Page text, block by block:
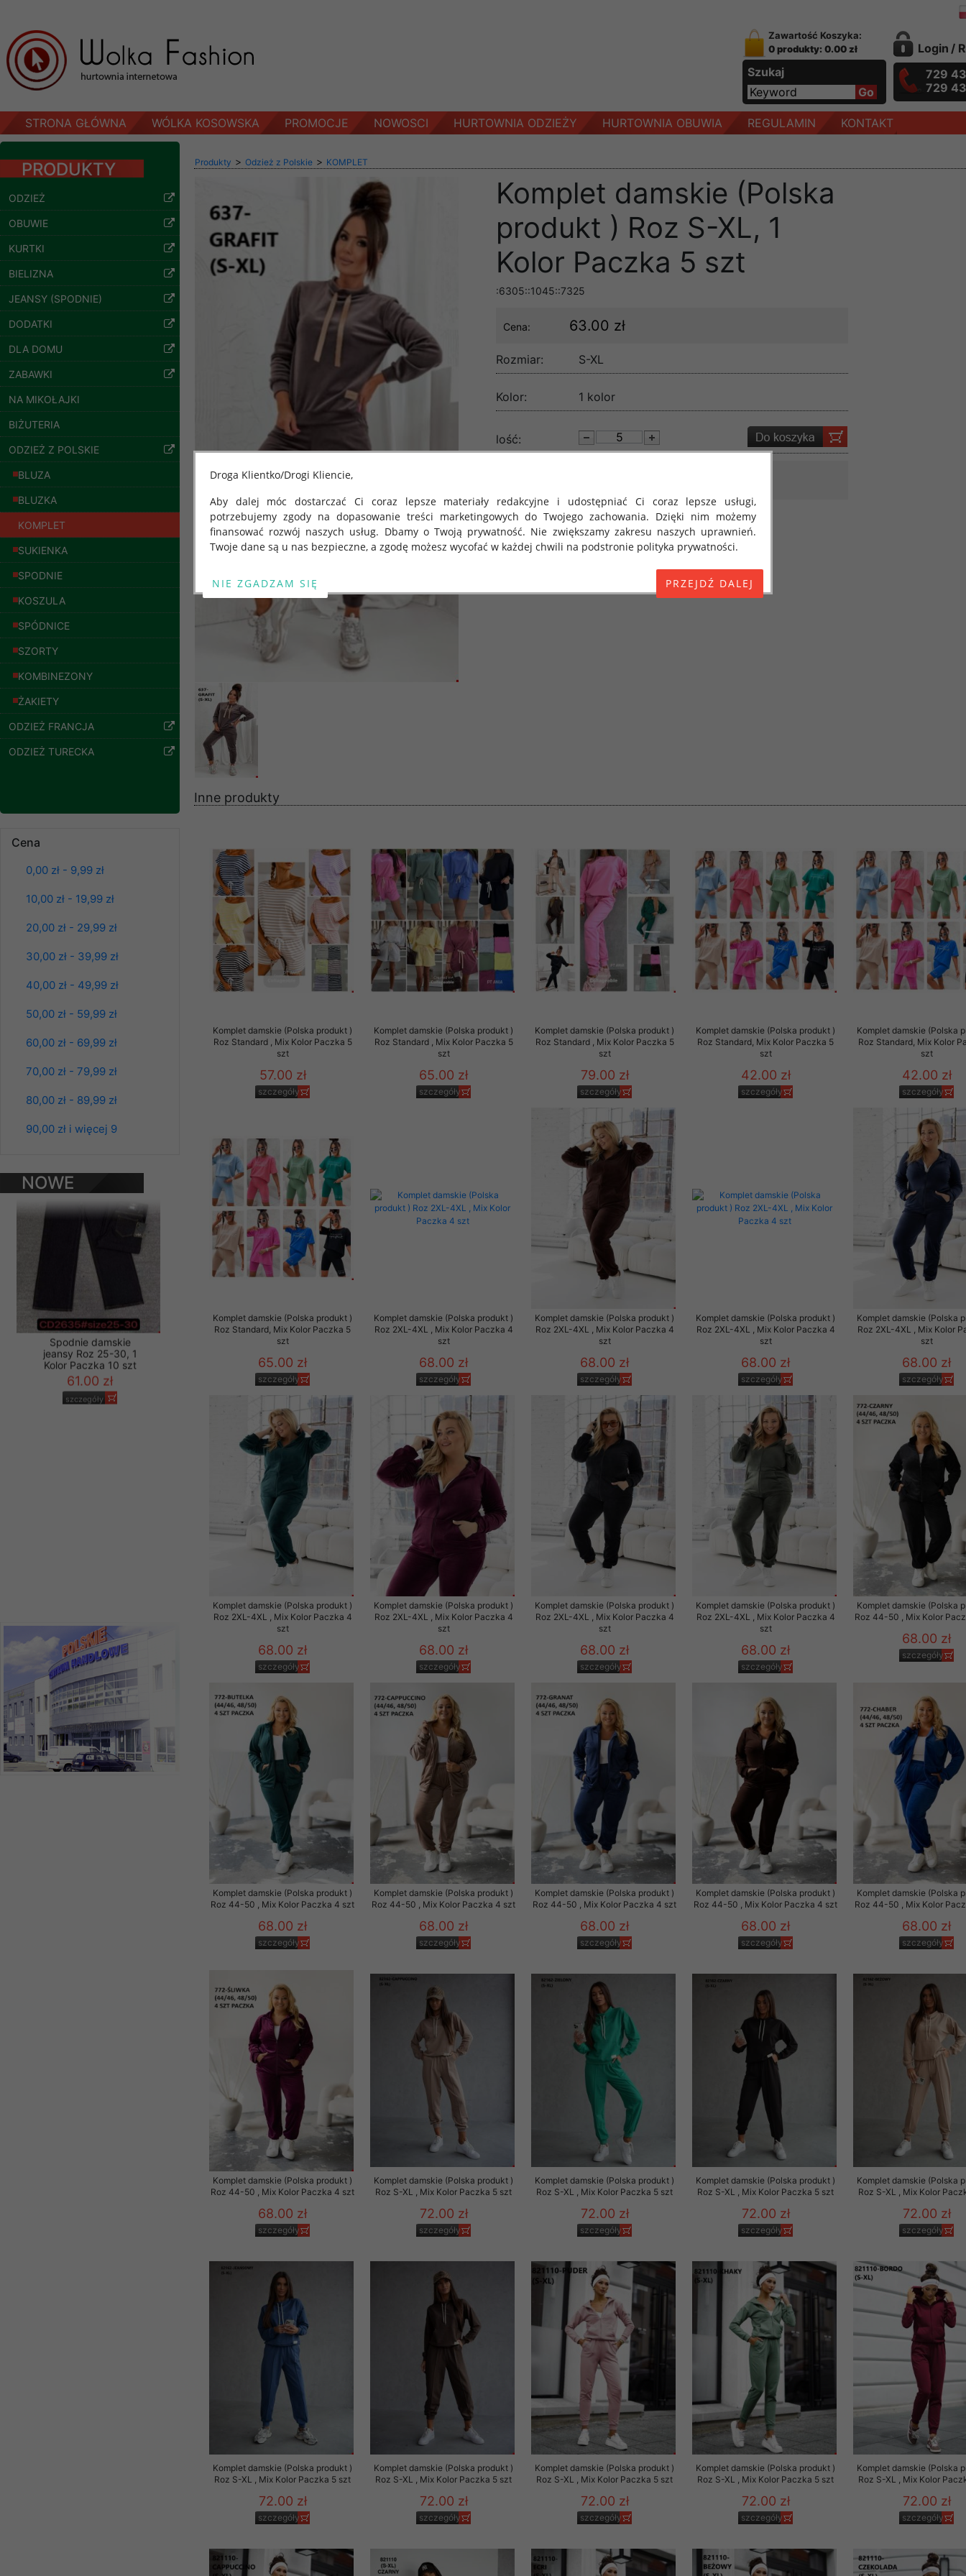
Zawartość Koszyka:
0 produkty: 0.00 zł
Szukaj
Login /
729
729
STRONA GŁÓWNA WÓLKA KOSOWSKA PROMOCJE NOWOSCI HURTOWNIA ODZIEŻY HURTOWNIA OBUWIA REGULAMIN KONTAKT
PRODUKTY
ODZIEŻ
OBUWIE
KURTKI
BIELIZNA
JEANSY (SPODNIE)
DODATKI
DLA DOMU
ZABAWKI
NA MIKOŁAJKI
BIŻUTERIA
ODZIEŻ Z POLSKIE
BLUZA
BLUZKA
KOMPLET
SUKIENKA
SPODNIE
KOSZULA
SPÓDNICE
SZORTY
KOMBINEZONY
ŻAKIETY
ODZIEŻ FRANCJA
ODZIEŻ TURECKA
Cena
0,00 zł - 9,99 zł
10,00 zł - 19,99 zł
20,00 zł - 29,99 zł
30,00 zł - 39,99 zł
40,00 zł - 49,99 zł
50,00 zł - 59,99 zł
60,00 zł - 69,99 zł
70,00 zł - 79,99 zł
80,00 zł - 89,99 zł
90,00 zł i więcej 9
NOWE
PRODUKTY
Spodnie damskie
jeansy Roz 29-36, 1
Kolor Paczka 10 szt
57.00 zł
szczegóły
Spodnie damskie
Kolor Paczka 10 szt
szczegóły
61.00 zł
szczegóły
jeansy Roz 25-30, 1
Kolor Paczka 10 szt
szczegóły
Spodnie damskie
jeansy Roz 25-30, 1
Produkty > Odzież z Polskie > KOMPLET
Komplet damskie (Polska
produkt ) Roz S-XL, 1
Kolor Paczka 5 szt
:6305::1045::7325
Cena: 63.00 zł
Rozmiar: S-XL
Kolor: 1 kolor
lość:
Inne produkty
Komplet damskie (Polska produkt )
Roz Standard , Mix Kolor Paczka 5
szt
57.00 zł
szczegóły
Komplet damskie (Polska produkt )
Roz Standard , Mix Kolor Paczka 5
szt
65.00 zł
szczegóły
Komplet damskie (Polska produkt )
Roz Standard , Mix Kolor Paczka 5
szt
79.00 zł
szczegóły
Komplet damskie (Polska produkt )
Roz Standard, Mix Kolor Paczka 5
szt
42.00 zł
szczegóły
Komplet damskie (Polska
Roz Standard, Mix Kolor
szt
42.00 zł
szczegóły
Komplet damskie (Polska produkt )
Roz Standard, Mix Kolor Paczka 5
szt
65.00 zł
szczegóły
Komplet damskie (Polska produkt )
Roz 2XL-4XL , Mix Kolor Paczka 4
szt
68.00 zł
szczegóły
Komplet damskie (Polska produkt )
Roz 2XL-4XL , Mix Kolor Paczka 4
szt
68.00 zł
szczegóły
Komplet damskie (Polska produkt )
Roz 2XL-4XL , Mix Kolor Paczka 4
szt
68.00 zł
szczegóły
Komplet damskie (Polska
Roz 2XL-4XL , Mix Kolor
szt
68.00 zł
szczegóły
Komplet damskie (Polska produkt )
Roz 2XL-4XL , Mix Kolor Paczka 4
szt
68.00 zł
szczegóły
Komplet damskie (Polska produkt )
Roz 2XL-4XL , Mix Kolor Paczka 4
szt
68.00 zł
szczegóły
Komplet damskie (Polska produkt )
Roz 2XL-4XL , Mix Kolor Paczka 4
szt
68.00 zł
szczegóły
Komplet damskie (Polska produkt )
Roz 2XL-4XL , Mix Kolor Paczka 4
szt
68.00 zł
szczegóły
Komplet damskie (Polska
Roz 44-50 , Mix Kolor
68.00 zł
szczegóły
Komplet damskie (Polska produkt )
Roz 44-50 , Mix Kolor Paczka 4 szt
68.00 zł
szczegóły
Komplet damskie (Polska produkt )
Roz 44-50 , Mix Kolor Paczka 4 szt
68.00 zł
szczegóły
Komplet damskie (Polska produkt )
Roz 44-50 , Mix Kolor Paczka 4 szt
68.00 zł
szczegóły
Komplet damskie (Polska produkt )
Roz 44-50 , Mix Kolor Paczka 4 szt
68.00 zł
szczegóły
Komplet damskie (Polska
Roz 44-50 , Mix Kolor
68.00 zł
szczegóły
Komplet damskie (Polska produkt )
Roz 44-50 , Mix Kolor Paczka 4 szt
68.00 zł
szczegóły
Komplet damskie (Polska produkt )
Roz S-XL , Mix Kolor Paczka 5 szt
72.00 zł
szczegóły
Komplet damskie (Polska produkt )
Roz S-XL , Mix Kolor Paczka 5 szt
72.00 zł
szczegóły
Komplet damskie (Polska produkt )
Roz S-XL , Mix Kolor Paczka 5 szt
72.00 zł
szczegóły
Komplet damskie (Polska
Roz S-XL , Mix Kolor
72.00 zł
szczegóły
Komplet damskie (Polska produkt )
Roz S-XL , Mix Kolor Paczka 5 szt
72.00 zł
szczegóły
Komplet damskie (Polska produkt )
Roz S-XL , Mix Kolor Paczka 5 szt
72.00 zł
szczegóły
Komplet damskie (Polska produkt )
Roz S-XL , Mix Kolor Paczka 5 szt
72.00 zł
szczegóły
Komplet damskie (Polska produkt )
Roz S-XL , Mix Kolor Paczka 5 szt
72.00 zł
szczegóły
Komplet damskie (Polska
Roz S-XL , Mix Kolor
72.00 zł
szczegóły
Droga Klientko/Drogi Kliencie,
Aby dalej móc dostarczać Ci coraz lepsze materiały redakcyjne i udostępniać Ci coraz lepsze usługi,
potrzebujemy zgody na dopasowanie treści marketingowych do Twojego zachowania. Dzięki nim możemy
finansować rozwój naszych usług. Dbamy o Twoją prywatność. Nie zwiększamy zakresu naszych uprawnień.
Twoje dane są u nas bezpieczne, a zgodę możesz wycofać w każdej chwili na podstronie polityka prywatności.
Od 25 maja 2018 roku obowiązuje Rozporządzenie Parlamentu Europejskiego i Rady (UE) 2016/679 z dnia 27
kwietnia 2016 r. w sprawie ochrony osób fizycznych w związku z przetwarzaniem danych osobowych i w sprawie
swobodnego przepływu takich danych oraz uchylenia dyrektywy 95/46/WE (określane jako "RODO", "ORODO",
"GDPR" lub "Ogólne Rozporządzenie o Ochronie Danych"). W związku z tym chcielibyśmy poinformować Cię o
znajdziesz podstawowe informacje na ten temat.
Potrzebujemy na to Twojej zgody.
Jeżeli klikniesz przycisk „Przejdź dalej” lub zamkniesz to okno, to wyrazisz zgodę na przetwarzanie przez OMEZ
GROUP Sp. z o.o.
Wyrażenie zgody jest dobrowolne. Zgodę możesz w każdym momencie wycofać . Pamiętaj, że wycofanie zgody nie
wpływa na zgodność z prawem przetwarzania dokonanego wcześniej.
Twoich danych, ograniczenia ich przetwarzania, prawo do ich przenoszenia, niepodlegania zautomatyzowanemu
---------------------------------------------------
Polityka prywatności
Polityka prywatności sklepu
Zapewniamy naszym Klientom pełne poszanowanie ich prywatności oraz ochronę ich danych osobowych.
Dane osobowe przekazywane nam przez Klientów przetwarzamy w sposób zgodny z zakresem udzielonego przez
Klientów zezwolenia oraz wymogami prawa, w szczególności zgodnie z ustawą z dnia 29 sierpnia 1997 r. o
ochronie danych osobowych (Dz. U. Nr 133, poz. 883 z późn. zm.). Dane osobowe Klientów przechowujemy na
pracownicy Sklepu.
Każdy Klient, który przekazał nam swoje dane osobowe ma pełną możliwość dostępu do swoich danych w celu
Sklep nie przekazuje, nie sprzedaje ani nie użycza zgromadzonych danych osobowych Klientów osobom trzecim,
chyba że dzieje się to za wyraźną zgodą lub na życzenie Klienta albo na żądanie uprawnionych na podstawie
Nasz Sklep posługuje się również tzw. plikami cookies (ciasteczka). Pliki te są zapisywane na komputerze Klienta
przez nasz serwer i dostarczają danych statystycznych o aktywności Klienta, w celu dobrania naszej oferty do
jego indywidualnych potrzeb i gustów. Klient w każdej chwili może wyłączyć w swojej przeglądarce internetowej
opcję przyjmowania cookies, choć musi mieć świadomość, że w niektórych przypadkach odłączenie tych plików
może wpłynąć na utrudnienia w korzystaniu z oferty naszego Sklepu. Pliki cookies zapisywane na komputerze
Klienta przechowują informacje na temat:
• sesji Użytkownika,
• ostatnio oglądanych produktów,
Materiały reklamowo - promocyjne wysyłamy Klientom jedynie wówczas, gdy wyrazili na to zgodę. Dotyczy to w
szczególności newslettera wysyłanego Klientowi, jeżeli potwierdzi wyraźnie wskazanego przez nas linka
zawierającego akceptację na otrzymywanie newslettera o aktualnych promocjach, rabatach i nowościach w
Wszelkie pytania, wnioski i sugestie odnoszące się do ochrony Państwa prywatności, w szczególności danych